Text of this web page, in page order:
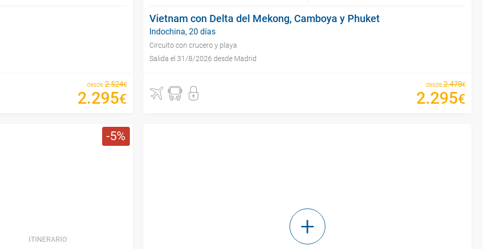
desde 2.524€
2.295€
Vietnam con Delta del Mekong, Camboya y Phuket
Indochina, 20 días
Circuito con crucero y playa
Salida el 31/8/2026 desde Madrid
desde 2.478€
2.295€
5
ITINERARIO